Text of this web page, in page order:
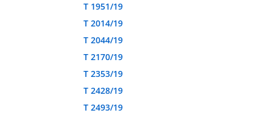
T 1951/19
T 2014/19
T 2044/19
T 2170/19
T 2353/19
T 2428/19
T 2493/19